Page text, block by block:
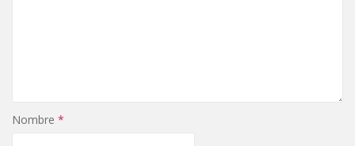
Nombre *